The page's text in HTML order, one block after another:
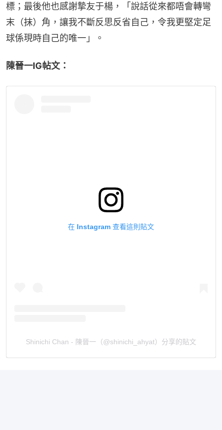
標；最後他也感謝摯友于楊，「說話從來都唔會轉彎
末（抹）角，讓我不斷反思反省自己，令我更堅定足
球係現時自己的唯一」。
陳晉一IG帖文：
在 Instagram 查看這則貼文
Shinichi Chan - 陳晉一（@shinichi_ahyat）分享的貼文